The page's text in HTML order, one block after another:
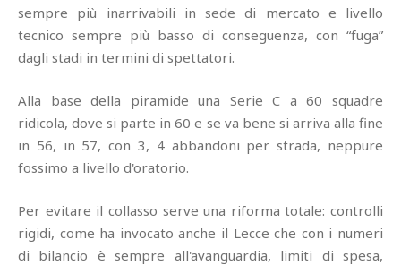
sempre più inarrivabili in sede di mercato e livello
tecnico sempre più basso di conseguenza, con “fuga”
dagli stadi in termini di spettatori.
Alla base della piramide una Serie C a 60 squadre
ridicola, dove si parte in 60 e se va bene si arriva alla fine
in 56, in 57, con 3, 4 abbandoni per strada, neppure
fossimo a livello d'oratorio.
Per evitare il collasso serve una riforma totale: controlli
rigidi, come ha invocato anche il Lecce che con i numeri
di bilancio è sempre all'avanguardia, limiti di spesa,